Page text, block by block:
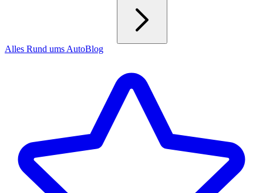
Alles Rund ums AutoBlog